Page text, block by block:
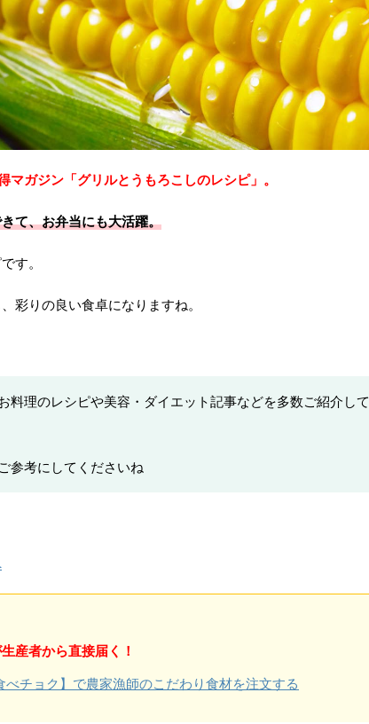
マガジン「グリルとうもろこしのレシピ」。
て、お弁当にも大活躍。
す。
彩りの良い食卓になりますね。
料理のレシピや美容・ダイエット記事などを多数ご紹介して
参考にしてくださいね
産者から直接届く！
べチョク】で農家漁師のこだわり食材を注文する